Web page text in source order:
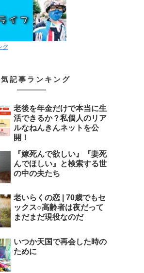
グ
気記事ランキング
老後を年金だけで本当に生
活できるか？私個人のリア
ルなねんきんネットを公
開！
『嫁死んで欲しい』『妻死
んでほしい』と検索する世
の中の夫たち
老いらくの恋 | 70歳でもセ
ックス○高齢者は夜だって
まだまだ現役なのだ
いつか天国で再会した時の
ために